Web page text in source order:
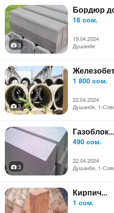
Бордюр
16 сом.
19.04.2024
3
Душанбе
1 800 сом.
22.04.2024
3
Душанбе, 1-
Газоблок...
490 сом.
22.04.2024
3
Душанбе, 1-
Кирпич...
1 сом.